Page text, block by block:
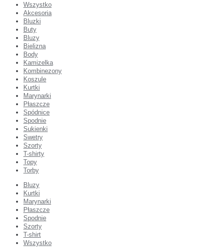
Wszystko
Akcesoria
Bluzki
Buty
Bluzy
Bielizna
Body
Kamizelka
Kombinezony
Koszule
Kurtki
Marynarki
Płaszcze
Spódnice
Spodnie
Sukienki
Swetry
Szorty
T-shirty
Topy
Torby
Bluzy
Kurtki
Marynarki
Płaszcze
Spodnie
Szorty
T-shirt
Wszystko